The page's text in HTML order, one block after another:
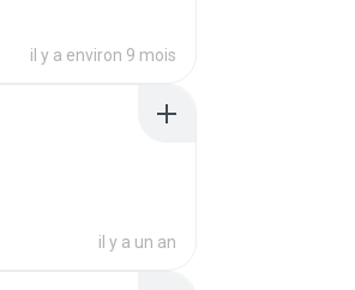
il y a environ 9 mois
il y a un an